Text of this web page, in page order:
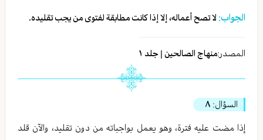
الجواب: لا تصح أعماله، إلا إذا كانت مطابقة لفتوى من يجب تقليده.
المصدر:منهاج الصالحين | جلد ١
السؤال: ٨
إذا مضت عليه فترة، وهو يعمل بواجباته من دون تقليد، والآن قلد